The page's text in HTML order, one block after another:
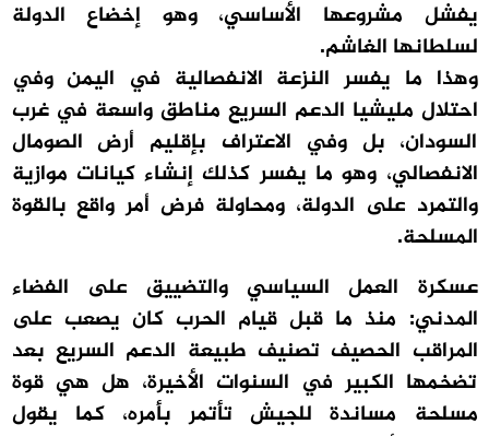
يفشل مشروعها الأساسي، وهو إخضاع الدولة
لسلطانها الغاشم.
وهذا ما يفسر النزعة الانفصالية في اليمن وفي
احتلال مليشيا الدعم السريع مناطق واسعة في غرب
السودان، بل وفي الاعتراف بإقليم أرض الصومال
الانفصالي، وهو ما يفسر كذلك إنشاء كيانات موازية
والتمرد على الدولة، ومحاولة فرض أمر واقع بالقوة
المسلحة.
عسكرة العمل السياسي والتضييق على الفضاء
المدني: منذ ما قبل قيام الحرب كان يصعب على
المراقب الحصيف تصنيف طبيعة الدعم السريع بعد
تضخمها الكبير في السنوات الأخيرة، هل هي قوة
مسلحة مساندة للجيش تأتمر بأمره، كما يقول